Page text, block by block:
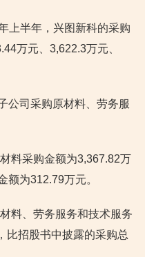
上半年，兴图新科的采购
万元、3,622.3万元、
公司采购原材料、劳务服
料采购金额为3,367.82万
额为312.79万元。
料、劳务服务和技术服务
比招股书中披露的采购总